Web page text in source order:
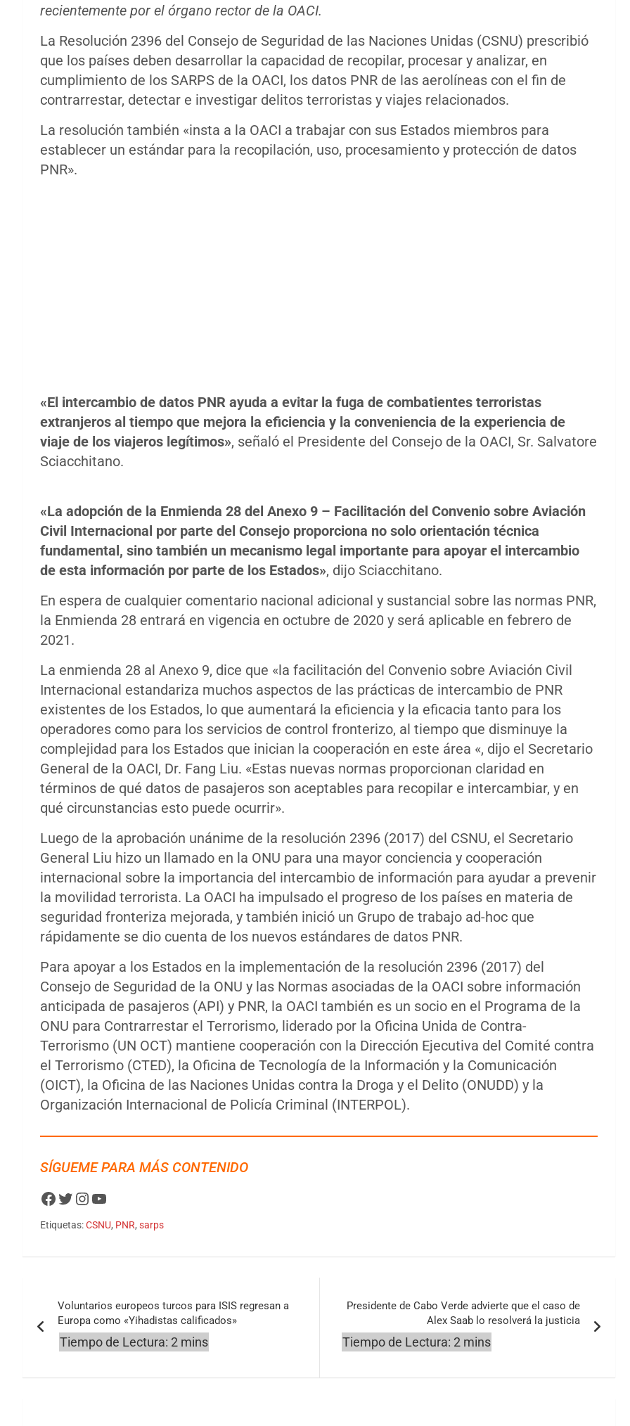
recientemente por el órgano rector de la OACI.
La Resolución 2396 del Consejo de Seguridad de las Naciones Unidas (CSNU) prescribió
que los países deben desarrollar la capacidad de recopilar, procesar y analizar, en
cumplimiento de los SARPS de la OACI, los datos PNR de las aerolíneas con el fin de
contrarrestar, detectar e investigar delitos terroristas y viajes relacionados.
La resolución también «insta a la OACI a trabajar con sus Estados miembros para
establecer un estándar para la recopilación, uso, procesamiento y protección de datos
PNR».
«El intercambio de datos PNR ayuda a evitar la fuga de combatientes terroristas
extranjeros al tiempo que mejora la eficiencia y la conveniencia de la experiencia de
viaje de los viajeros legítimos», señaló el Presidente del Consejo de la OACI, Sr. Salvatore
Sciacchitano.
«La adopción de la Enmienda 28 del Anexo 9 – Facilitación del Convenio sobre Aviación
Civil Internacional por parte del Consejo proporciona no solo orientación técnica
fundamental, sino también un mecanismo legal importante para apoyar el intercambio
de esta información por parte de los Estados», dijo Sciacchitano.
En espera de cualquier comentario nacional adicional y sustancial sobre las normas PNR,
la Enmienda 28 entrará en vigencia en octubre de 2020 y será aplicable en febrero de
2021.
La enmienda 28 al Anexo 9, dice que «la facilitación del Convenio sobre Aviación Civil
Internacional estandariza muchos aspectos de las prácticas de intercambio de PNR
existentes de los Estados, lo que aumentará la eficiencia y la eficacia tanto para los
operadores como para los servicios de control fronterizo, al tiempo que disminuye la
complejidad para los Estados que inician la cooperación en este área «, dijo el Secretario
General de la OACI, Dr. Fang Liu. «Estas nuevas normas proporcionan claridad en
términos de qué datos de pasajeros son aceptables para recopilar e intercambiar, y en
qué circunstancias esto puede ocurrir».
Luego de la aprobación unánime de la resolución 2396 (2017) del CSNU, el Secretario
General Liu hizo un llamado en la ONU para una mayor conciencia y cooperación
internacional sobre la importancia del intercambio de información para ayudar a prevenir
la movilidad terrorista. La OACI ha impulsado el progreso de los países en materia de
seguridad fronteriza mejorada, y también inició un Grupo de trabajo ad-hoc que
rápidamente se dio cuenta de los nuevos estándares de datos PNR.
Para apoyar a los Estados en la implementación de la resolución 2396 (2017) del
Consejo de Seguridad de la ONU y las Normas asociadas de la OACI sobre información
anticipada de pasajeros (API) y PNR, la OACI también es un socio en el Programa de la
ONU para Contrarrestar el Terrorismo, liderado por la Oficina Unida de Contra-
Terrorismo (UN OCT) mantiene cooperación con la Dirección Ejecutiva del Comité contra
el Terrorismo (CTED), la Oficina de Tecnología de la Información y la Comunicación
(OICT), la Oficina de las Naciones Unidas contra la Droga y el Delito (ONUDD) y la
Organización Internacional de Policía Criminal (INTERPOL).
SÍGUEME PARA MÁS CONTENIDO
Facebook
Twitter
Instagram
YouTube
Etiquetas:CSNU, PNR, sarps
de
entradas
Voluntarios europeos turcos para ISIS regresan a
Europa como «Yihadistas calificados»
Presidente de Cabo Verde advierte que el caso de
Alex Saab lo resolverá la justicia